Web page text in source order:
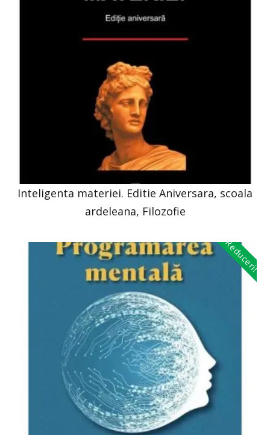
Inteligenta materiei. Editie Aniversara, scoala
ardeleana, Filozofie
Reduceri!